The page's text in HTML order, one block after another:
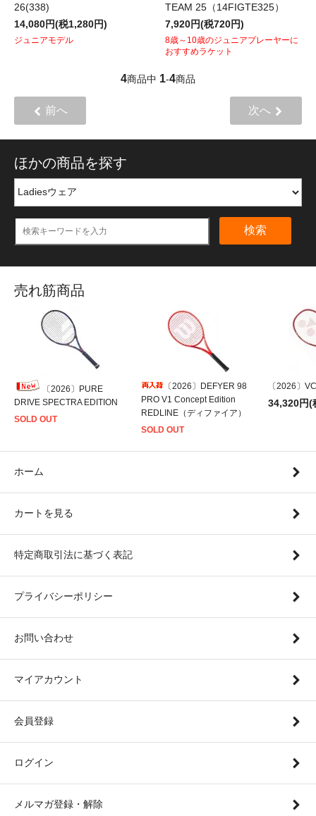
26(338)
14,080円(税1,280円)
ジュニアモデル
TEAM 25（14FIGTE325）
7,920円(税720円)
8歳～10歳のジュニアプレーヤーに
おすすめラケット
4商品中 1-4商品
前へ 次へ
ほかの商品を探す
検索
売れ筋商品
〔2026〕PURE
DRIVE SPECTRA EDITION
SOLD OUT
〔2026〕DEFYER 98
PRO V1 Concept Edition
REDLINE（ディファイア）
SOLD OUT
〔2026〕
34,320円(
ホーム
カートを見る
特定商取引法に基づく表記
プライバシーポリシー
お問い合わせ
マイアカウント
会員登録
ログイン
メルマガ登録・解除